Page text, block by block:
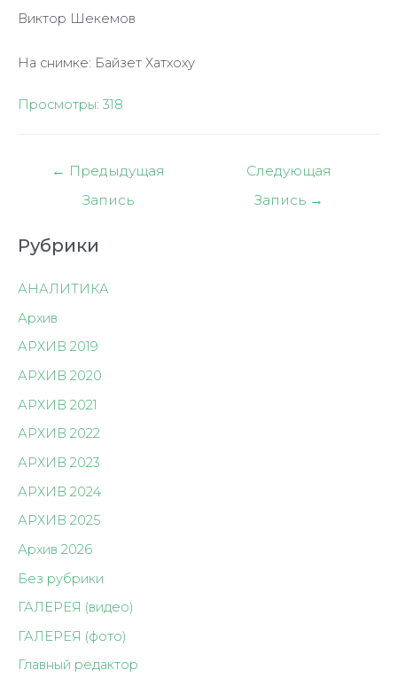
Виктор Шекемов
На снимке: Байзет Хатхоху
Просмотры: 318
Навигация
← Предыдущая
Запись
Следующая
Запись →
Рубрики
АНАЛИТИКА
Архив
АРХИВ 2019
АРХИВ 2020
АРХИВ 2021
АРХИВ 2022
АРХИВ 2023
АРХИВ 2024
АРХИВ 2025
Архив 2026
Без рубрики
ГАЛЕРЕЯ (видео)
ГАЛЕРЕЯ (фото)
Главный редактор